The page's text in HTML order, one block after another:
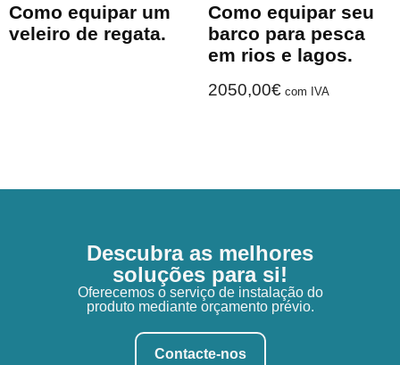
Como equipar um
veleiro de regata.
Como equipar seu
barco para pesca
em rios e lagos.
2050,00€ com IVA
Descubra as melhores
soluções para si!
Oferecemos o serviço de instalação do
produto mediante orçamento prévio.
Contacte-nos